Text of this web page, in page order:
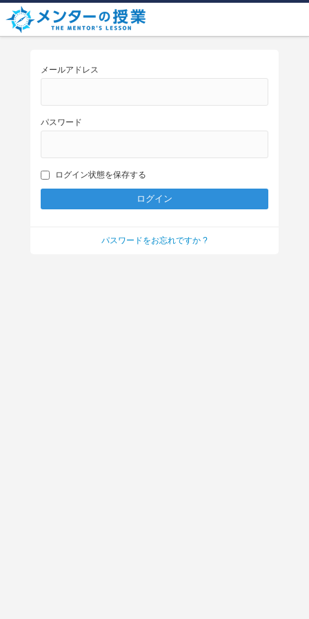
メールアドレス
パスワード
ログイン状態を保存する
パスワードをお忘れですか ?